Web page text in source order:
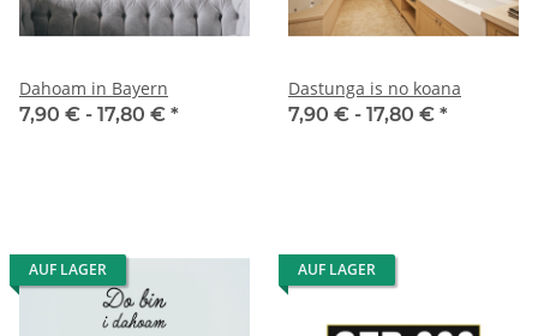
Dahoam in Bayern
7,90 € - 17,80 € *
Dastunga is no koana
7,90 € - 17,80 € *
AUF LAGER AUF LAGER